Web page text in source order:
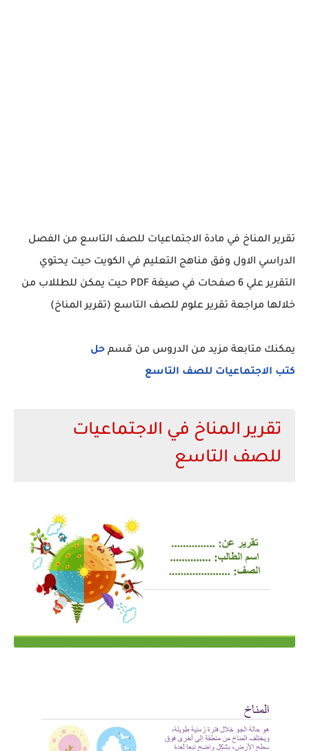
تقرير المناخ في مادة الاجتماعيات للصف التاسع من الفصل
الدراسي الاول وفق مناهج التعليم في الكويت حيت يحتوي
التقرير علي 6 صفحات في صيغة PDF حيت يمكن للطللاب من
خلالها مراجعة تقرير علوم للصف التاسع (تقرير المناخ)
يمكنك متابعة مزيد من الدروس من قسم حل
كتب الاجتماعيات للصف التاسع
تقرير المناخ في الاجتماعيات
للصف التاسع